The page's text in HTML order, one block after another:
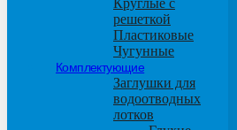
решеткой
Пластиковые
Чугунные
Комплектующие
Заглушки для
водоотводных
лотков